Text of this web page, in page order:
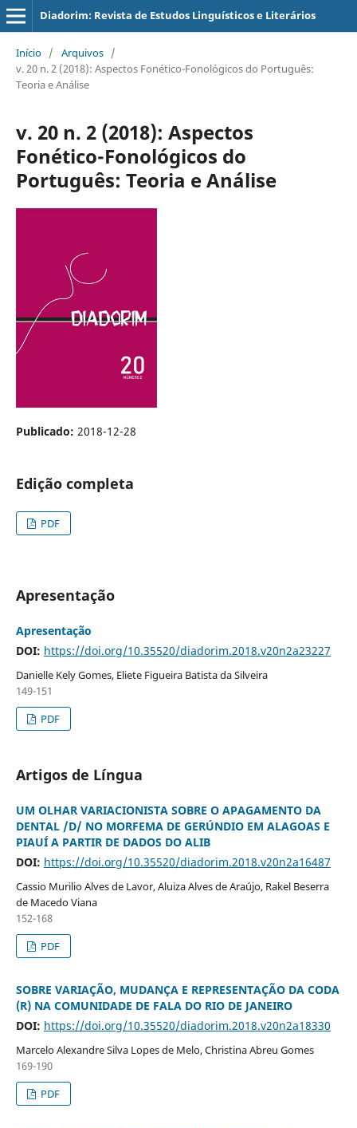
Diadorim: Revista de Estudos Linguísticos e Literários
Início / Arquivos /
v. 20 n. 2 (2018): Aspectos Fonético-Fonológicos do Português:
Teoria e Análise
v. 20 n. 2 (2018): Aspectos
Fonético-Fonológicos do
Português: Teoria e Análise
Publicado: 2018-12-28
Edição completa
PDF
Apresentação
Apresentação
DOI: https://doi.org/10.35520/diadorim.2018.v20n2a23227
Danielle Kely Gomes, Eliete Figueira Batista da Silveira
149-151
PDF
Artigos de Língua
UM OLHAR VARIACIONISTA SOBRE O APAGAMENTO DA
DENTAL /D/ NO MORFEMA DE GERÚNDIO EM ALAGOAS E
PIAUÍ A PARTIR DE DADOS DO ALIB
DOI: https://doi.org/10.35520/diadorim.2018.v20n2a16487
Cassio Murilio Alves de Lavor, Aluiza Alves de Araújo, Rakel Beserra
de Macedo Viana
152-168
PDF
SOBRE VARIAÇÃO, MUDANÇA E REPRESENTAÇÃO DA CODA
(R) NA COMUNIDADE DE FALA DO RIO DE JANEIRO
DOI: https://doi.org/10.35520/diadorim.2018.v20n2a18330
Marcelo Alexandre Silva Lopes de Melo, Christina Abreu Gomes
169-190
PDF